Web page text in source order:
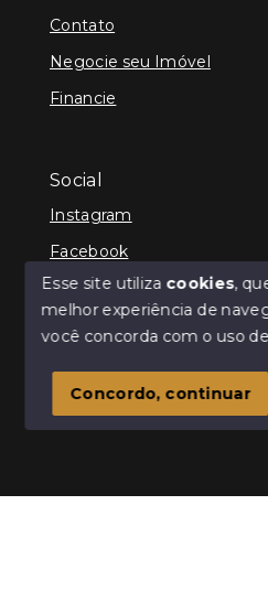
Olá! Estamos
Contato
Negocie seu Imóvel
Financie
Social
Instagram
Facebook
© Copyright 2026 - Kenner
SITE PARA IMOBILIARIA
Esse site utiliza cookies,
melhor experiência de
você concorda com o uso de
Concordo, continuar